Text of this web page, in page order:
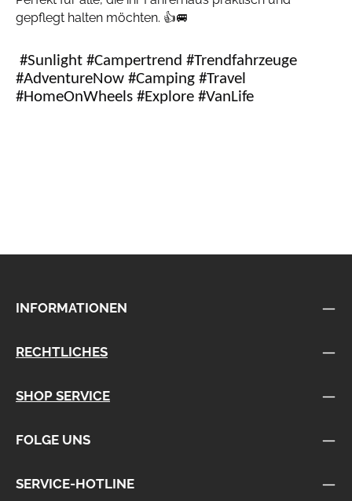
gepflegt halten möchten. 👍🚐
#Sunlight #Campertrend #Trendfahrzeuge
#AdventureNow #Camping #Travel
#HomeOnWheels #Explore #VanLife
INFORMATIONEN
RECHTLICHES
SHOP SERVICE
FOLGE UNS
SERVICE-HOTLINE